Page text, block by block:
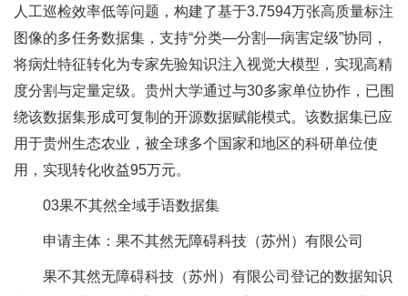
人工巡检效率低等问题，构建了基于3.7594万张高质量标注
图像的多任务数据集，支持“分类—分割—病害定级”协同，
将病灶特征转化为专家先验知识注入视觉大模型，实现高精
度分割与定量定级。贵州大学通过与30多家单位协作，已围
绕该数据集形成可复制的开源数据赋能模式。该数据集已应
用于贵州生态农业，被全球多个国家和地区的科研单位使
用，实现转化收益95万元。
03果不其然全域手语数据集
申请主体：果不其然无障碍科技（苏州）有限公司
果不其然无障碍科技（苏州）有限公司登记的数据知识